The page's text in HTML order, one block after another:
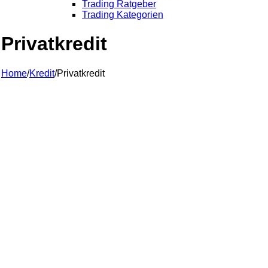
Trading Ratgeber
Trading Kategorien
Privatkredit
Home/Kredit/Privatkredit